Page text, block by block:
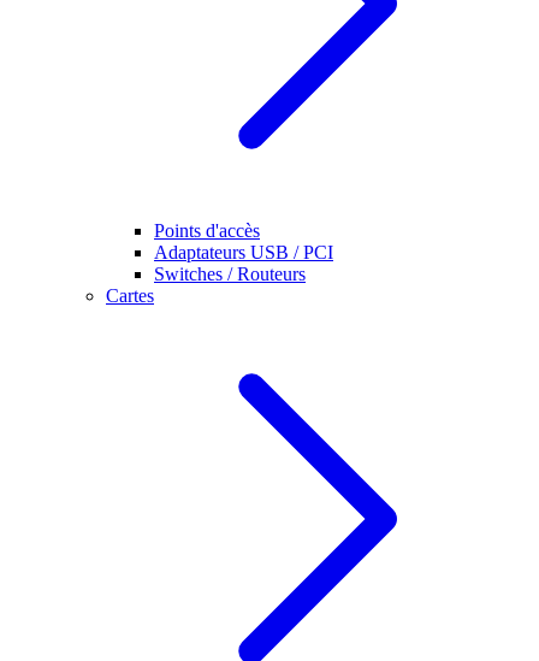
Points d'accès
Adaptateurs USB / PCI
Switches / Routeurs
Cartes